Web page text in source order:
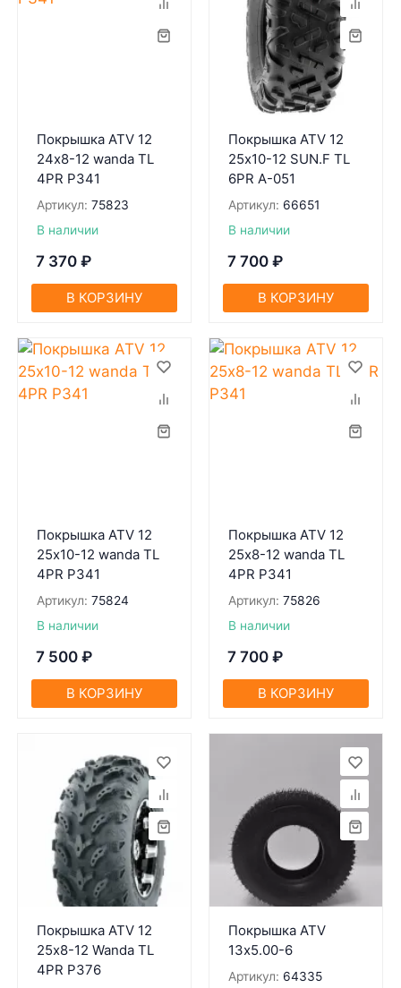
Покрышка ATV 12
24х8-12 wanda TL
4PR P341
Артикул: 75823
В наличии
7 370 ₽
В КОРЗИНУ
Покрышка ATV 12
25х10-12 SUN.F TL
6PR A-051
Артикул: 66651
В наличии
7 700 ₽
В КОРЗИНУ
Покрышка ATV 12
25х10-12 wanda TL
4PR P341
Артикул: 75824
В наличии
7 500 ₽
В КОРЗИНУ
Покрышка ATV 12
25х8-12 wanda TL
4PR P341
Артикул: 75826
В наличии
7 700 ₽
В КОРЗИНУ
Покрышка ATV 12
25х8-12 Wanda TL
4PR P376
Покрышка ATV
13х5.00-6
Артикул: 64335